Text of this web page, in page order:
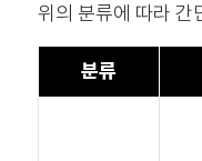
위의 분류에 따라 간
분류